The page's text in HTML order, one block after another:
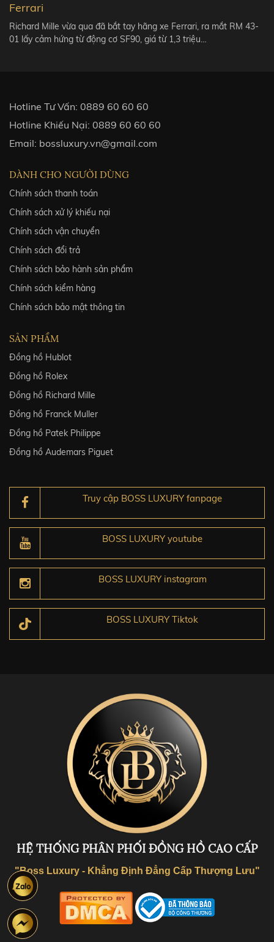
Ferrari
Richard Mille vừa qua đã bắt tay hãng xe Ferrari, ra mắt RM 43-
01 lấy cảm hứng từ động cơ SF90, giá từ 1,3 triệu…
Hotline Tư Vấn: 0889 60 60 60
Hotline Khiếu Nại: 0889 60 60 60
Email: bossluxury.vn@gmail.com
DÀNH CHO NGƯỜI DÙNG
Chính sách thanh toán
Chính sách xử lý khiếu nại
Chính sách vận chuyển
Chính sách đổi trả
Chính sách bảo hành sản phẩm
Chính sách kiểm hàng
Chính sách bảo mật thông tin
SẢN PHẨM
Đồng hồ Hublot
Đồng hồ Rolex
Đồng hồ Richard Mille
Đồng hồ Franck Muller
Đồng hồ Patek Philippe
Đồng hồ Audemars Piguet
Truy cập BOSS LUXURY fanpage
BOSS LUXURY youtube
BOSS LUXURY instagram
BOSS LUXURY Tiktok
HỆ THỐNG PHÂN PHỐI ĐỒNG HỒ CAO CẤP
"Boss Luxury - Khẳng Định Đẳng Cấp Thượng Lưu"